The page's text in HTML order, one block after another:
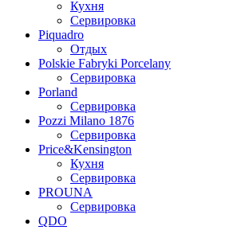
Кухня
Сервировка
Piquadro
Отдых
Polskie Fabryki Porcelany
Сервировка
Porland
Сервировка
Pozzi Milano 1876
Сервировка
Price&Kensington
Кухня
Сервировка
PROUNA
Сервировка
QDO